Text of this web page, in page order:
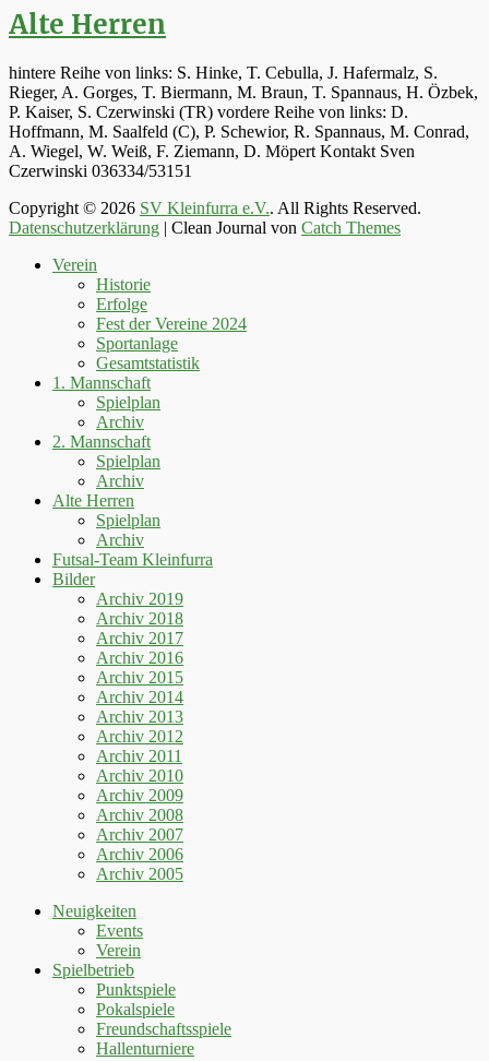
Alte Herren
hintere Reihe von links: S. Hinke, T. Cebulla, J. Hafermalz, S.
Rieger, A. Gorges, T. Biermann, M. Braun, T. Spannaus, H. Özbek,
P. Kaiser, S. Czerwinski (TR) vordere Reihe von links: D.
Hoffmann, M. Saalfeld (C), P. Schewior, R. Spannaus, M. Conrad,
A. Wiegel, W. Weiß, F. Ziemann, D. Möpert Kontakt Sven
Czerwinski 036334/53151
Copyright © 2026 SV Kleinfurra e.V.. All Rights Reserved.
Datenschutzerklärung | Clean Journal von Catch Themes
scrollenVerein
Historie
Erfolge
Fest der Vereine 2024
Sportanlage
Gesamtstatistik
1. Mannschaft
Spielplan
Archiv
2. Mannschaft
Spielplan
Archiv
Alte Herren
Spielplan
Archiv
Futsal-Team Kleinfurra
Bilder
Archiv 2019
Archiv 2018
Archiv 2017
Archiv 2016
Archiv 2015
Archiv 2014
Archiv 2013
Archiv 2012
Archiv 2011
Archiv 2010
Archiv 2009
Archiv 2008
Archiv 2007
Archiv 2006
Archiv 2005
Neuigkeiten
Events
Verein
Spielbetrieb
Punktspiele
Pokalspiele
Freundschaftsspiele
Hallenturniere